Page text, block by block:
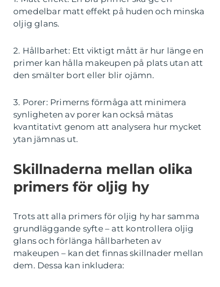
omedelbar matt effekt på huden och minska
oljig glans.
2. Hållbarhet: Ett viktigt mått är hur länge en
primer kan hålla makeupen på plats utan att
den smälter bort eller blir ojämn.
3. Porer: Primerns förmåga att minimera
synligheten av porer kan också mätas
kvantitativt genom att analysera hur mycket
ytan jämnas ut.
Skillnaderna mellan olika
primers för oljig hy
Trots att alla primers för oljig hy har samma
grundläggande syfte – att kontrollera oljig
glans och förlänga hållbarheten av
makeupen – kan det finnas skillnader mellan
dem. Dessa kan inkludera: